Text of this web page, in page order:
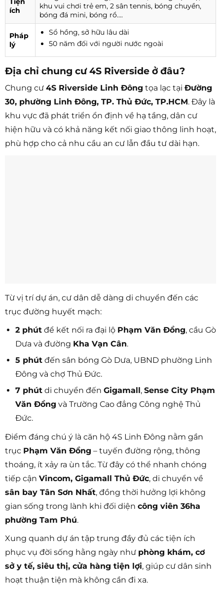
ích
khu vui chơi trẻ em, 2 sân tennis, bóng chuyền,
bóng đá mini, bóng rổ….
Pháp
lý
Sổ hồng, sở hữu lâu dài
50 năm đối với người nước ngoài
Địa chỉ chung cư 4S Riverside ở đâu?
Chung cư 4S Riverside Linh Đông tọa lạc tại Đường
30, phường Linh Đông, TP. Thủ Đức, TP.HCM. Đây là
khu vực đã phát triển ổn định về hạ tầng, dân cư
hiện hữu và có khả năng kết nối giao thông linh hoạt,
phù hợp cho cả nhu cầu an cư lẫn đầu tư dài hạn.
Từ vị trí dự án, cư dân dễ dàng di chuyển đến các
trục đường huyết mạch:
2 phútđể kết nối ra đại lộ Phạm Văn Đồng, cầu Gò
Dưa và đường Kha Vạn Cân.
5 phútđến sân bóng Gò Dưa, UBND phường Linh
Đông và chợ Thủ Đức.
7 phútdi chuyển đến Gigamall, Sense City Phạm
Văn Đồng và Trường Cao đẳng Công nghệ Thủ
Đức.
Điểm đáng chú ý là căn hộ 4S Linh Đông nằm gần
trục Phạm Văn Đồng – tuyến đường rộng, thông
thoáng, ít xảy ra ùn tắc. Từ đây có thể nhanh chóng
tiếp cận Vincom, Gigamall Thủ Đức, di chuyển về
sân bay Tân Sơn Nhất, đồng thời hưởng lợi không
gian sống trong lành khi đối diện công viên 36ha
phường Tam Phú.
Xung quanh dự án tập trung đầy đủ các tiện ích
phục vụ đời sống hằng ngày như phòng khám, cơ
sở y tế, siêu thị, cửa hàng tiện lợi, giúp cư dân sinh
hoạt thuận tiện mà không cần đi xa.